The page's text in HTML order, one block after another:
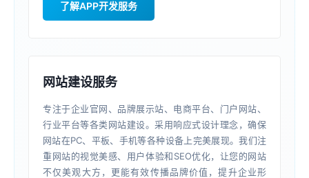
了解APP开发服务
网站建设服务
专注于企业官网、品牌展示站、电商平台、门户网站、
行业平台等各类网站建设。采用响应式设计理念，确保
网站在PC、平板、手机等各种设备上完美展现。我们注
重网站的视觉美感、用户体验和SEO优化，让您的网站
不仅美观大方，更能有效传播品牌价值，提升企业形